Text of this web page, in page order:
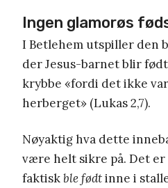
Ingen glamorøs
I Betlehem utspiller den
der Jesus-barnet blir
krybbe «fordi det ikke
herberget» (Lukas 2,7).
Nøyaktig hva dette
være helt sikre på. Det er
faktiskble fødtinne i